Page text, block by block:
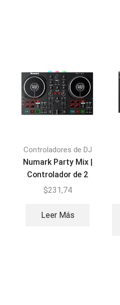
Controladores de DJ
Numark Party Mix |
Controlador de 2
canales
$231,74
Leer Más